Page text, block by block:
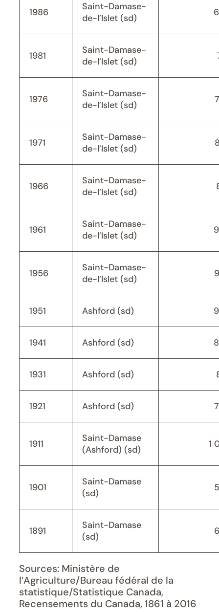
1986
Saint-Damase-
de-l’Islet (sd)
1981
Saint-Damase-
de-l’Islet (sd)
1976
Saint-Damase-
de-l’Islet (sd)
1971
Saint-Damase-
de-l’Islet (sd)
1966
Saint-Damase-
de-l’Islet (sd)
1961
Saint-Damase-
de-l’Islet (sd)
1956
Saint-Damase-
de-l’Islet (sd)
1951 Ashford (sd)
1941 Ashford (sd)
1931 Ashford (sd)
1921 Ashford (sd)
1911
Saint-Damase
(Ashford) (sd)
1
1901
Saint-Damase
(sd)
1891
Saint-Damase
(sd)
Sources: Ministère de
l’Agriculture/Bureau fédéral de la
statistique/Statistique Canada,
Recensements du Canada, 1861 à 2016